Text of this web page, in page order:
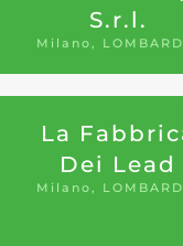
S.r.l.
Milano,
La
Dei Lead
Milano,